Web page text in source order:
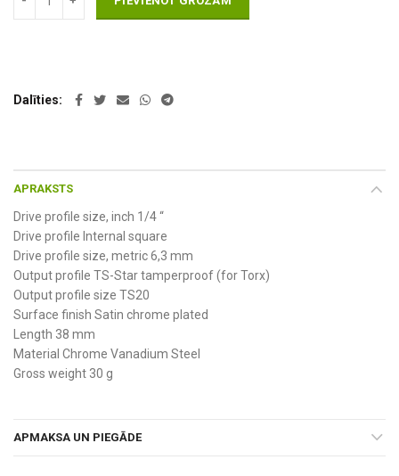
Dalīties
APRAKSTS
Drive profile size, inch 1/4 “
Drive profile Internal square
Drive profile size, metric 6,3 mm
Output profile TS-Star tamperproof (for Torx)
Output profile size TS20
Surface finish Satin chrome plated
Length 38 mm
Material Chrome Vanadium Steel
Gross weight 30 g
APMAKSA UN PIEGĀDE